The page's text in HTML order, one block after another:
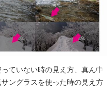
ていない時の見え方、真ん中
ングラスを使った時の見え方